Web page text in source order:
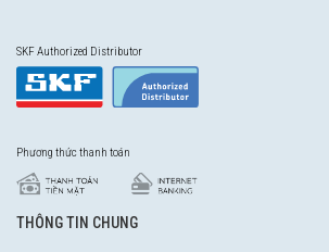
SKF Authorized Distributor
Phương thức thanh toán
THÔNG TIN CHUNG